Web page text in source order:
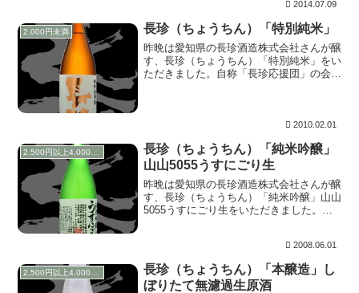
お酒は搾ってからオリを沈殿させ、上澄み
を一本ずつ...
2014.07.09
2,000円未満 長珍（ちょうちん）「特別純米」
昨晩は愛知県の長珍酒造株式会社さんが醸
す、長珍（ちょうちん）「特別純米」をい
ただきました。自称「長珍応援団」の会
2010.02.01
2,500円以上4,000円未満
長珍（ちょうちん）「純米吟醸」
山山5055うすにごり生
昨晩は愛知県の長珍酒造株式会社さんが醸
す、長珍（ちょうちん）「純米吟醸」山山
5055うすにごり生をいただきました。
地よく、米旨な甘味と程好いトロ味が心躍
らせます。...
2008.06.01
2,500円以上4,000円未満
長珍（ちょうちん）「本醸造」し
ぼりたて無濾過生原酒